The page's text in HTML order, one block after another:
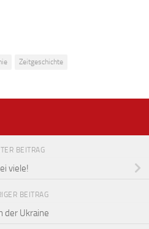
Zeitgeschichte
BEITRAG
viele!
BEITRAG
der Ukraine